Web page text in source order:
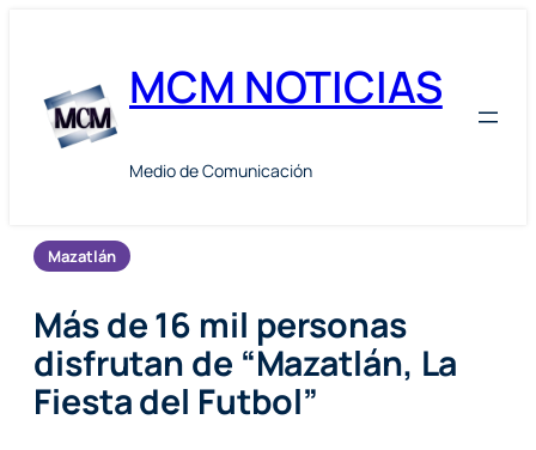
content
MCM NOTICIAS
Medio de Comunicación
Mazatlán
Más de 16 mil personas
disfrutan de “Mazatlán, La
Fiesta del Futbol”